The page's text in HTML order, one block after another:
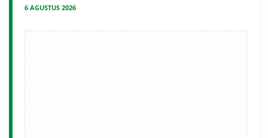
6 AGUSTUS 2026